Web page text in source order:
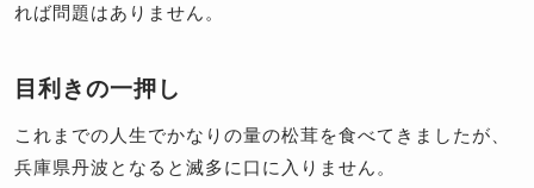
れば問題はありません。
目利きの一押し
これまでの人生でかなりの量の松茸を食べてきましたが、
兵庫県丹波となると滅多に口に入りません。